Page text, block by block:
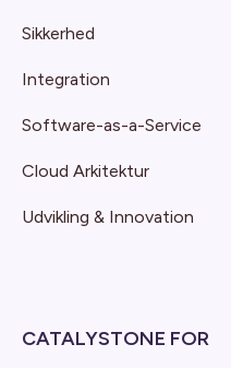
Sikkerhed
Integration
Software-as-a-Service
Cloud Arkitektur
Udvikling & Innovation
CATALYSTONE FOR